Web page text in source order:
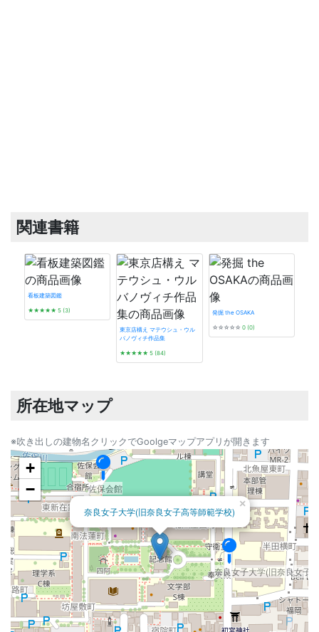
関連書籍
看板建築図鑑
★★★★★ 5 (3)
東京店構え マテウシュ・ウル
バノヴィチ作品集
★★★★★ 5 (84)
発掘 the OSAKA
☆☆☆☆☆ 0 (0)
所在地マップ
※吹き出しの建物名クリックでGoolgeマップアプリが開きます
奈良女子大学(旧奈良女子
佐保会館
井田家住宅主屋
奈良女子大学(旧奈良女子高等師範学校)
×
+
−